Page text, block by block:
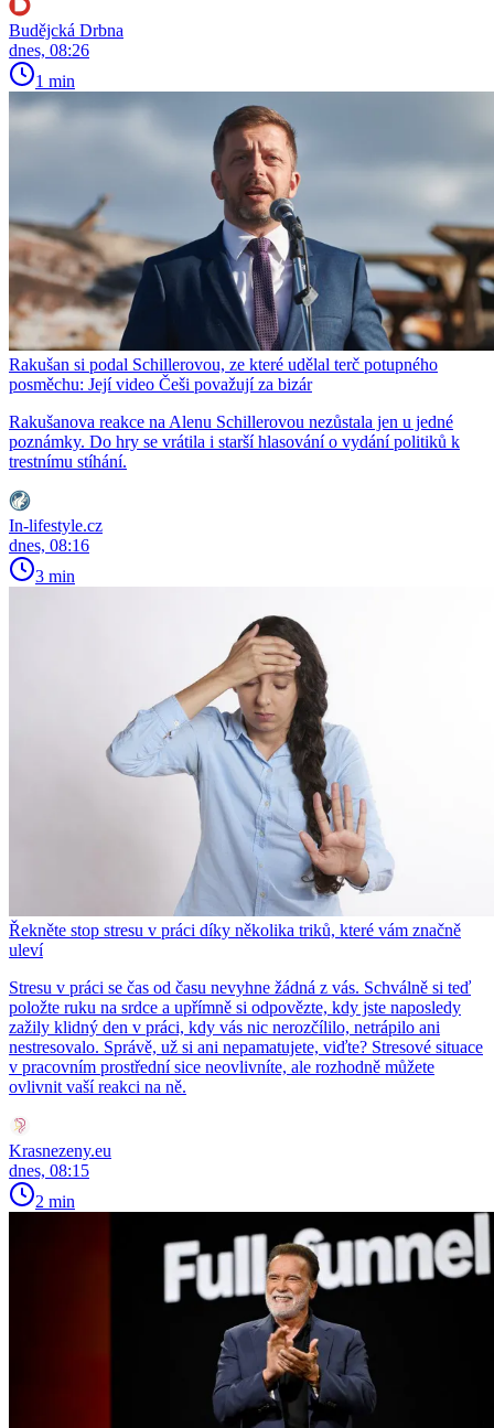
Budějcká Drbna
dnes, 08:26
1 min
Rakušan si podal Schillerovou, ze které udělal terč potupného
posměchu: Její video Češi považují za bizár
Rakušanova reakce na Alenu Schillerovou nezůstala jen u jedné
poznámky. Do hry se vrátila i starší hlasování o vydání politiků k
trestnímu stíhání.
In-lifestyle.cz
dnes, 08:16
3 min
Řekněte stop stresu v práci díky několika triků, které vám značně
uleví
Stresu v práci se čas od času nevyhne žádná z vás. Schválně si teď
položte ruku na srdce a upřímně si odpovězte, kdy jste naposledy
zažily klidný den v práci, kdy vás nic nerozčílilo, netrápilo ani
nestresovalo. Správě, už si ani nepamatujete, viďte? Stresové situace
v pracovním prostřední sice neovlivníte, ale rozhodně můžete
ovlivnit vaší reakci na ně.
Krasnezeny.eu
dnes, 08:15
2 min